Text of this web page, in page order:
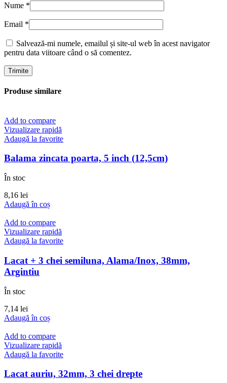
Nume *
Email *
Salvează-mi numele, emailul și site-ul web în acest navigator
pentru data viitoare când o să comentez.
Produse similare
Add to compare
Vizualizare rapidă
Adaugă la favorite
Balama zincata poarta, 5 inch (12,5cm)
În stoc
8,16 lei
Adaugă în coș
Add to compare
Vizualizare rapidă
Adaugă la favorite
Lacat + 3 chei semiluna, Alama/Inox, 38mm,
Argintiu
În stoc
7,14 lei
Adaugă în coș
Add to compare
Vizualizare rapidă
Adaugă la favorite
Lacat auriu, 32mm, 3 chei drepte